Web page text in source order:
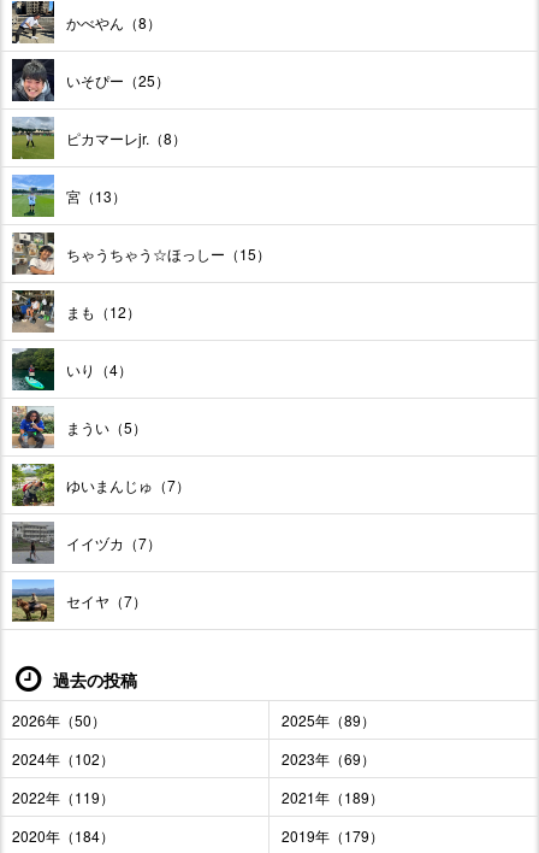
かべやん（8）
いそぴー（25）
ピカマーレjr.（8）
宮（13）
ちゃうちゃう☆ほっしー（15）
まも（12）
いり（4）
まうい（5）
ゆいまんじゅ（7）
イイヅカ（7）
セイヤ（7）
過去の投稿
2026年（50）
2025年（89）
2024年（102）
2023年（69）
2022年（119）
2021年（189）
2020年（184）
2019年（179）